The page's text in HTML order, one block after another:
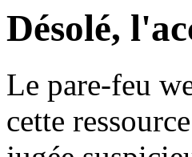
Désolé,
Le pare-feu
cette